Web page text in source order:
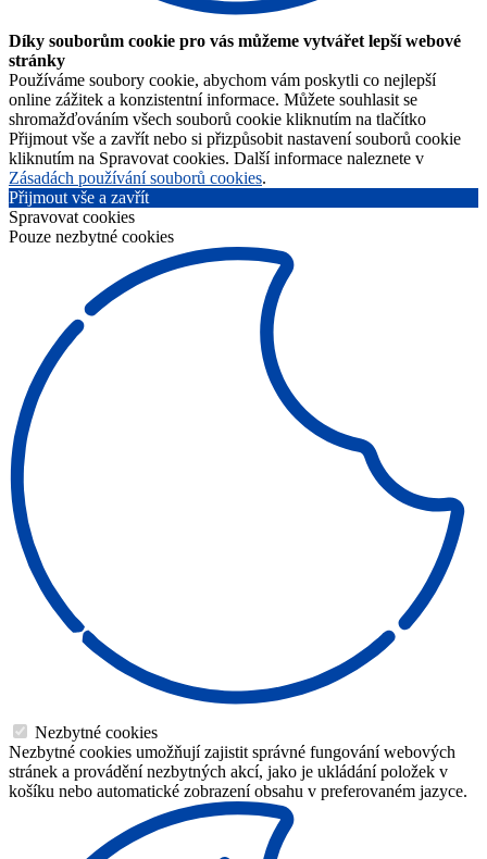
Díky souborům cookie pro vás můžeme vytvářet lepší webové
stránky
Používáme soubory cookie, abychom vám poskytli co nejlepší
online zážitek a konzistentní informace. Můžete souhlasit se
shromažďováním všech souborů cookie kliknutím na tlačítko
Přijmout vše a zavřít nebo si přizpůsobit nastavení souborů cookie
kliknutím na Spravovat cookies. Další informace naleznete v
Zásadách používání souborů cookies.
Přijmout vše a zavřít
Spravovat cookies
Pouze nezbytné cookies
Nezbytné cookies
Nezbytné cookies umožňují zajistit správné fungování webových
stránek a provádění nezbytných akcí, jako je ukládání položek v
košíku nebo automatické zobrazení obsahu v preferovaném jazyce.